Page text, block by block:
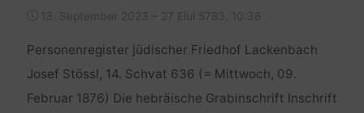
13. September 2023 – 27 Elul 5783, 10:36
Personenregister jüdischer Friedhof Lackenbach
Josef Stössl, 14. Schvat 636 (= Mittwoch, 09.
Februar 1876) Die hebräische Grabinschrift Inschrift